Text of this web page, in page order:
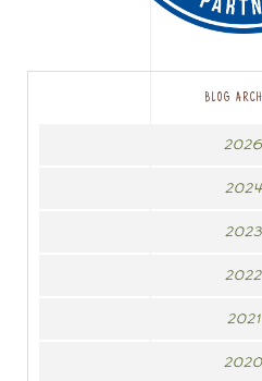
BLOG
2026
2024
2023
2022
2021
2020